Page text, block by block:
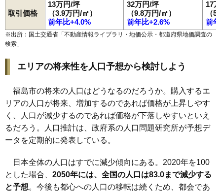
取引価格
13万円/坪
（3.9万円/㎡）
前年比+4.0%
32万円/坪
（9.8万円/㎡）
前年比+2.6%
17
（
前
※出所：国土交通省「不動産情報ライブラリ・地価公示・都道府県地価調査の
検索 」
エリアの将来性を人口予想から検討しよう
福島市の将来の人口はどうなるのだろうか。購入するエ
リアの人口が将来、増加するのであれば価格が上昇しやす
く、人口が減少するのであれば価格が下落しやすいといえ
るだろう。人口推計は、政府系の人口問題研究所が予想デ
ータを定期的に発表している。
日本全体の人口はすでに減少傾向にある。2020年を100
とした場合、 2050年には、全国の人口は83.0まで減少する
と予想。今後も都心への人口の移転は続くため、都会であ